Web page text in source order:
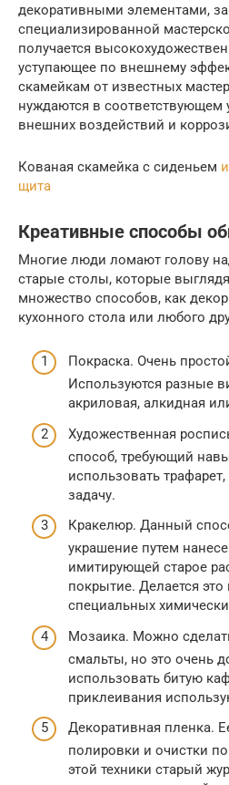
декоративными элементами,
специализированной
получается
уступающее по внешнему
скамейкам от известных
нуждаются в соответствующем
внешних воздействий и
Кованая скамейка с сиденьем
щита
Креативные способы
Многие люди ломают голову
старые столы, которые
множество способов, как
кухонного стола или любого
Покраска. Очень
Используются разные
акриловая, алкидная
Художественная
способ, требующий
использовать
задачу.
Кракелюр. Данный
украшение путем
имитирующей старое
покрытие. Делается
специальных
Мозаика. Можно
смальты, но это очень
использовать битую
приклеивания
Декоративная пленка.
полировки и очистки
этой техники старый